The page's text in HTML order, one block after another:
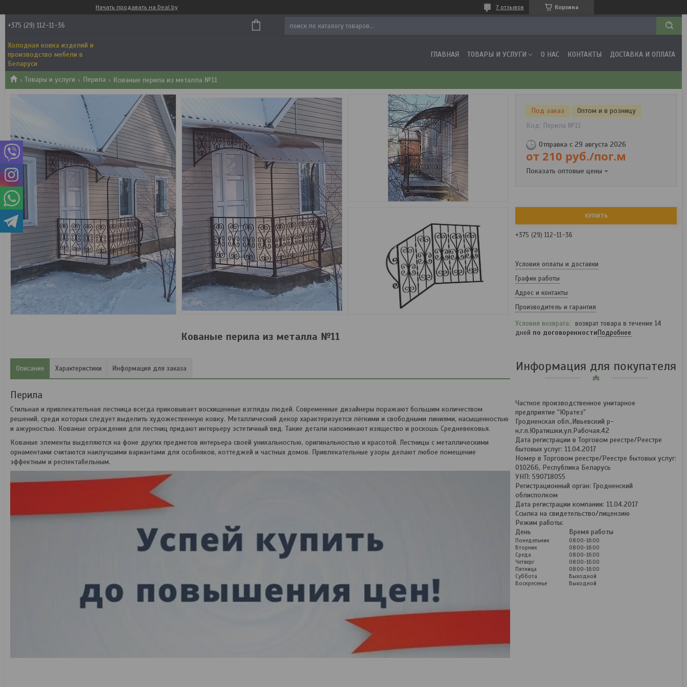
Начать продавать на Deal.by Корзина
7 отзывов
+375 (29) 112-11-36
Холодная ковка изделий и
производство мебели в
Беларуси
ГЛАВНАЯ ТОВАРЫ И УСЛУГИ О НАС КОНТАКТЫ ДОСТАВКА И ОПЛАТА
Товары и услуги Перила Кованые перила из металла №11
Кованые перила из металла №11
Описание Характеристики Информация для заказа
Перила
Стильная и привлекательная лестница всегда приковывает восхищенные взгляды людей. Современные дизайнеры поражают большим количеством
решений, среди которых следует выделить художественную ковку. Металлический декор характеризуется лёгкими и свободными линиями, насыщенностью
и ажурностью. Кованые ограждения для лестниц придают интерьеру эстетичный вид. Такие детали напоминают изящество и роскошь Средневековья.
Кованые элементы выделяются на фоне других предметов интерьера своей уникальностью, оригинальностью и красотой. Лестницы с металлическими
орнаментами считаются наилучшими вариантами для особняков, коттеджей и частных домов. Привлекательные узоры делают любое помещение
эффектным и респектабельным.
Под заказ
Оптом и в розницу
Код: Перила №11
Отправка с 29 августа 2026
от 210 руб./пог.м
Показать оптовые цены
КУПИТЬ
+375 (29) 112-11-36
Условия оплаты и доставки
График работы
Адрес и контакты
Производитель и гарантия
возврат товара в течение 14
дней по договоренностиПодробнее
Информация для покупателя
Частное производственное унитарное
предприятие "Юратез"
Гродненская обл.,Ивьевский р-
н,г.п.Юратишки,ул.Рабочая,42
Дата регистрации в Торговом реестре/Реестре
бытовых услуг: 11.04.2017
Номер в Торговом реестре/Реестре бытовых услуг:
010266, Республика Беларусь
УНП: 590718055
Регистрационный орган: Гродненский
облисполком
Дата регистрации компании: 11.04.2017
Ссылка на свидетельство/лицензию
Режим работы:
День
Время работы
Понедельник
08:00-16:00
Вторник
08:00-16:00
Среда
08:00-16:00
Четверг
08:00-16:00
Пятница
08:00-16:00
Суббота
Выходной
Воскресенье
Выходной